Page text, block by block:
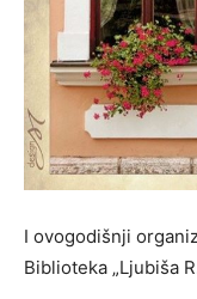
I ovogodišnji
Biblioteka „Ljubiša